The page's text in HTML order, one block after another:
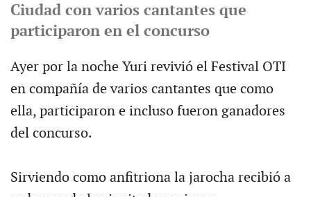
Ciudad con varios cantantes que
participaron en el concurso
Ayer por la noche Yuri revivió el Festival OTI
en compañía de varios cantantes que como
ella, participaron e incluso fueron ganadores
del concurso.
Sirviendo como anfitriona la jarocha recibió a